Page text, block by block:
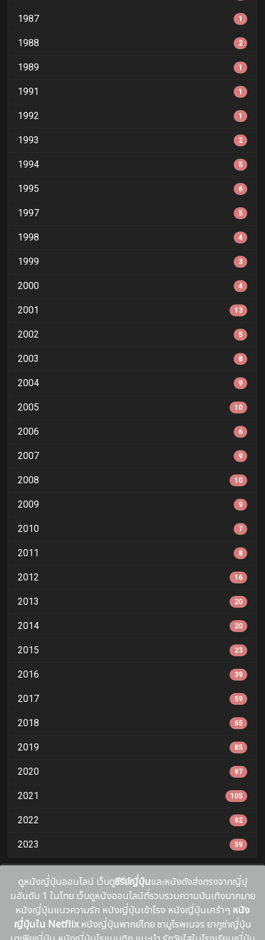
1987 1
1988 2
1989 1
1991 1
1992 1
1993 2
1994 5
1995 6
1997 5
1998 4
1999 3
2000 4
2001 13
2002 5
2003 8
2004 9
2005 10
2006 6
2007 9
2008 10
2009 9
2010 7
2011 8
2012 16
2013 20
2014 20
2015 23
2016 39
2017 59
2018 65
2019 85
2020 97
2021 105
2022 92
2023 59
ดูหนังญี่ปุ่นออนไลน์ เว็บดูซีรีย์ญี่ปุ่นและหนังดังส่งตรงจากญี่ปุ
นอันดับ 1 ในไทย เว็บดูหนังออนไลน์ที่รวบรวมความบันเทิงมากมาย
หนังญี่ปุ่นแนวความรัก หนังญี่ปุ่นเข้าโรง หนังญี่ปุ่นเศร้าๆ หนัง
ญี่ปุ่นใน Netflixหนังญี่ปุ่นพากย์ไทย ซามูไรพเนจร ยากูซ่าญี่ปุ่น